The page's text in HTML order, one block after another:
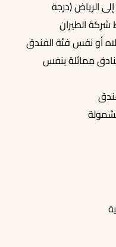
الرياض (درجة
أو نفس فئة الفندق
مماثلة بنفس